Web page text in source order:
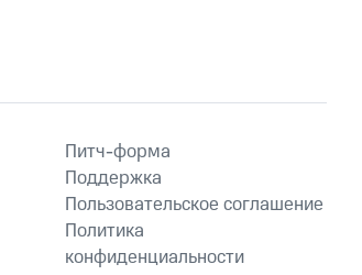
Питч-форма
Поддержка
Пользовательское соглашение
Политика
конфиденциальности